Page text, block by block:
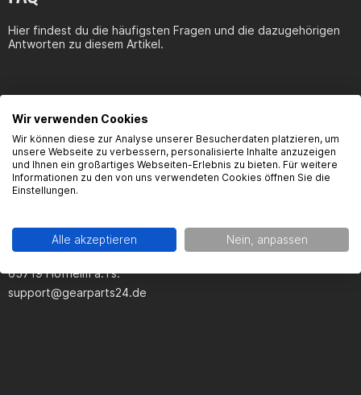
Hier findest du die häufigsten Fragen und die dazugehörigen
Antworten zu diesem Artikel.
Produktsicherheit
Gearparts GmbH
Im Langgewann 5-7
65719 Hofheim a.Ts.
support@gearparts24.de
Wir verwenden Cookies
Wir können diese zur Analyse unserer Besucherdaten platzieren, um
unsere Webseite zu verbessern, personalisierte Inhalte anzuzeigen
und Ihnen ein großartiges Webseiten-Erlebnis zu bieten. Für weitere
Informationen zu den von uns verwendeten Cookies öffnen Sie die
Einstellungen.
Alle akzeptieren Nein, anpassen